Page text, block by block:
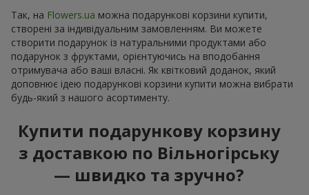
Так, на Flowers.ua можна подарункові корзини купити,
створені за індивідуальним замовленням. Ви можете
створити подарунок із натуральними продуктами або
подарунок з фруктами, орієнтуючись на вподобання
отримувача або ваші власні. Як квітковий доданок, який
доповнює ідею подарункові корзини купити можна вибрати
будь-який з нашого асортименту.
Купити подарункову корзину
з доставкою по Вільногірську
— швидко та зручно?